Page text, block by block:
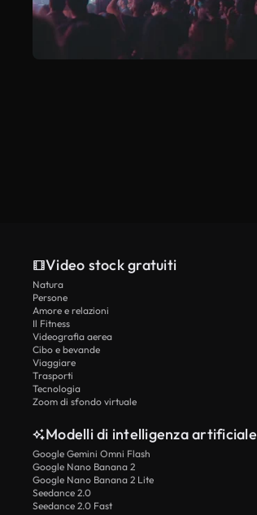
Video stock gratuiti
Natura
Persone
Amore e relazioni
Il Fitness
Videografia aerea
Cibo e bevande
Viaggiare
Trasporti
Tecnologia
Zoom di sfondo virtuale
Modelli di intelligenza artificiale
Google Gemini Omni Flash
Google Nano Banana 2
Google Nano Banana 2 Lite
Seedance 2.0
Seedance 2.0 Fast